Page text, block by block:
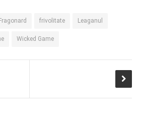
Fragonard frivolitate Leaganul
Wicked Game